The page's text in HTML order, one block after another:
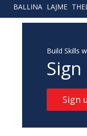
BALLINA LAJME
Build Skills
Sign